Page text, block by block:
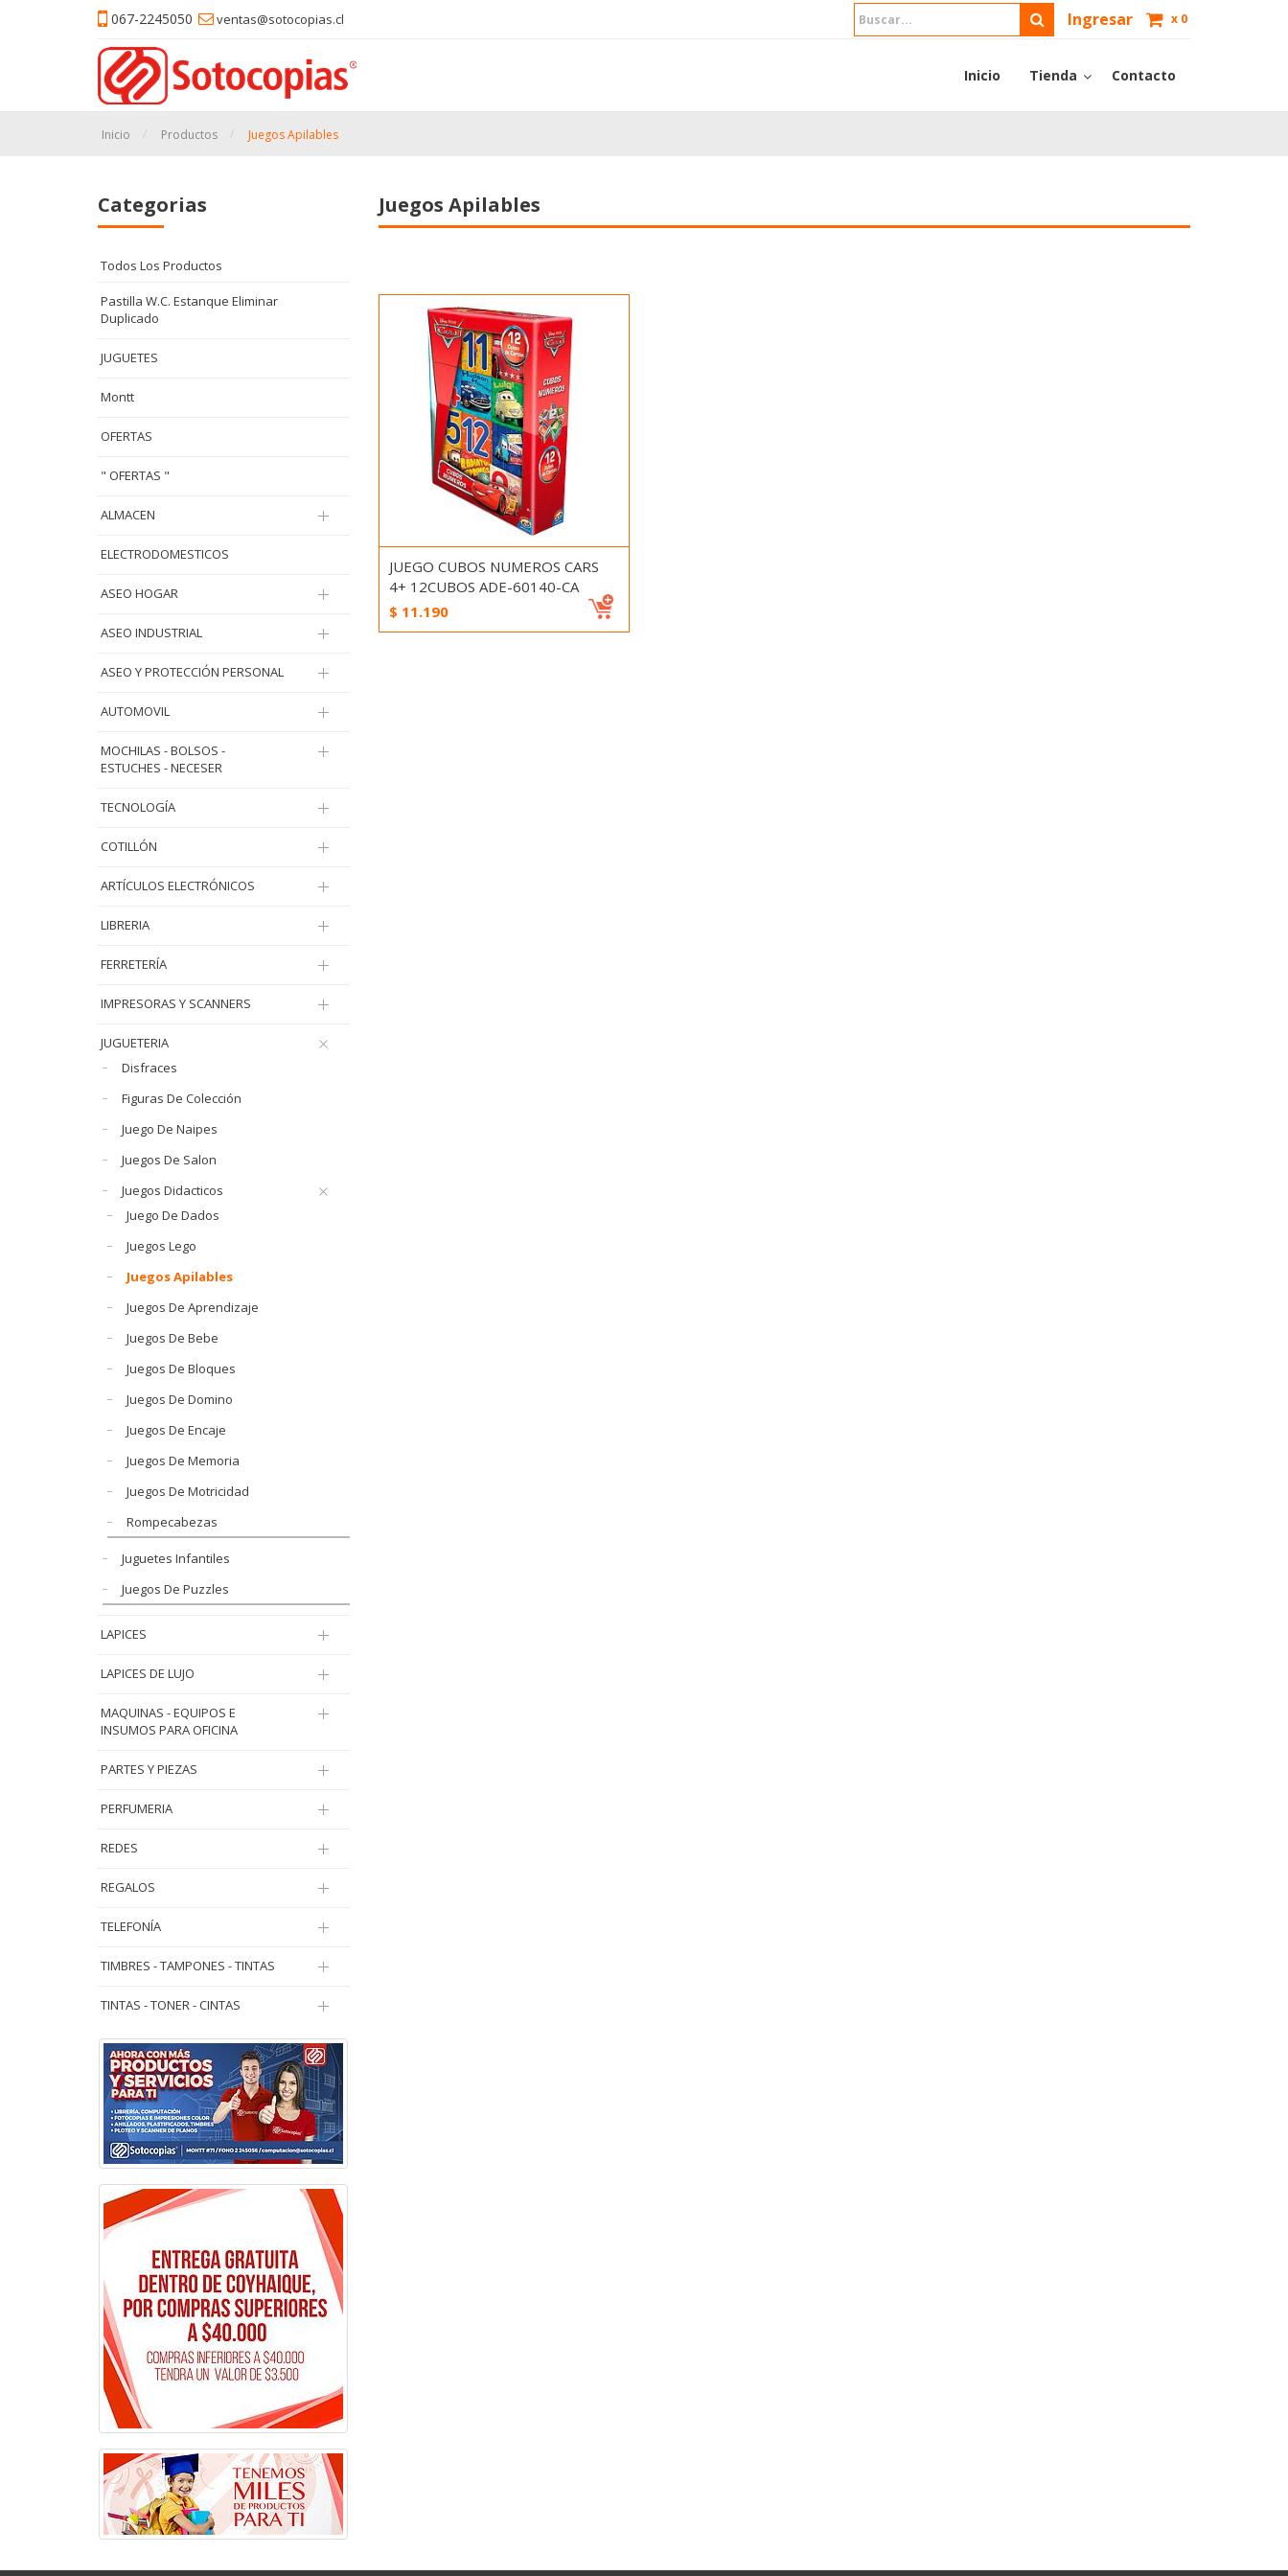
067-2245050 ventas@sotocopias.cl Ingresar x 0
Inicio Tienda Contacto
Inicio Productos Juegos Apilables
Categorias
Todos Los Productos
Pastilla W.C. Estanque Eliminar
Duplicado
JUGUETES
Montt
OFERTAS
" OFERTAS "
ALMACEN
ELECTRODOMESTICOS
ASEO HOGAR
ASEO INDUSTRIAL
ASEO Y PROTECCIÓN PERSONAL
AUTOMOVIL
MOCHILAS - BOLSOS -
ESTUCHES - NECESER
TECNOLOGÍA
COTILLÓN
ARTÍCULOS ELECTRÓNICOS
LIBRERIA
FERRETERÍA
IMPRESORAS Y SCANNERS
JUGUETERIA
Disfraces
Figuras De Colección
Juego De Naipes
Juegos De Salon
Juegos Didacticos
Juego De Dados
Juegos Lego
Juegos Apilables
Juegos De Aprendizaje
Juegos De Bebe
Juegos De Bloques
Juegos De Domino
Juegos De Encaje
Juegos De Memoria
Juegos De Motricidad
Rompecabezas
Juguetes Infantiles
Juegos De Puzzles
LAPICES
LAPICES DE LUJO
MAQUINAS - EQUIPOS E
INSUMOS PARA OFICINA
PARTES Y PIEZAS
PERFUMERIA
REDES
REGALOS
TELEFONÍA
TIMBRES - TAMPONES - TINTAS
TINTAS - TONER - CINTAS
Juegos Apilables
JUEGO CUBOS NUMEROS CARS
4+ 12CUBOS ADE-60140-CA
$ 11.190